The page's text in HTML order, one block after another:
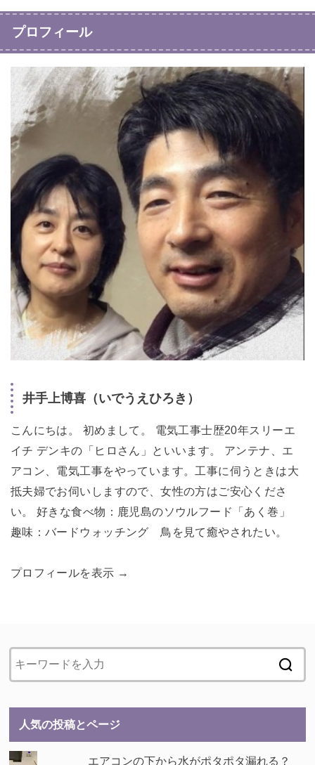
プロフィール
井手上博喜（いでうえひろき）
こんにちは。 初めまして。 電気工事士歴20年スリーエ
イチ デンキの「ヒロさん」といいます。 アンテナ、エ
アコン、電気工事をやっています。工事に伺うときは大
抵夫婦でお伺いしますので、女性の方はご安心くださ
い。 好きな食べ物：鹿児島のソウルフード「あく巻」
趣味：バードウォッチング 鳥を見て癒やされたい。
プロフィールを表示 →
人気の投稿とページ
エアコンの下から水がポタポタ漏れる？